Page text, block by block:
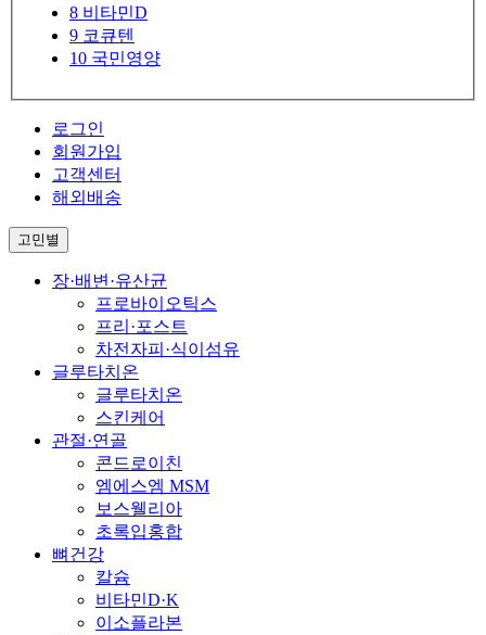
8 비타민D
9 코큐텐
10 국민영양
로그인
회원가입
고객센터
해외배송
고민별
장·배변·유산균
프로바이오틱스
프리·포스트
차전자피·식이섬유
글루타치온
글루타치온
스킨케어
관절·연골
콘드로이친
엠에스엠 MSM
보스웰리아
초록입홍합
뼈건강
칼슘
비타민D·K
이소플라본